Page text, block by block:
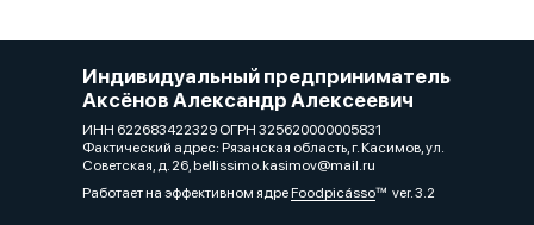
Индивидуальный предприниматель
Аксёнов Александр Алексеевич
ИНН 622683422329 ОГРН 325620000005831
Фактический адрес: Рязанская область, г. Касимов, ул.
Советская, д. 26, bellissimo.kasimov@mail.ru
Работает на эффективном ядреFoodpicássover. 3.2